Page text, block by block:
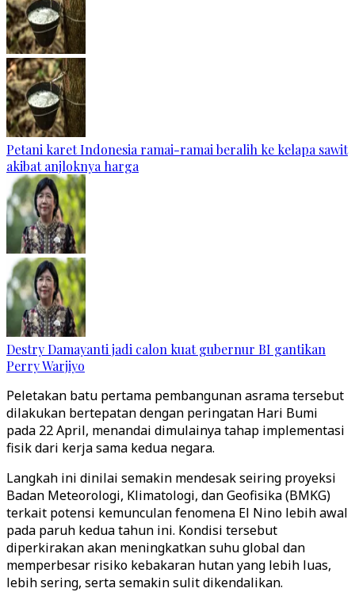
Petani karet Indonesia ramai-ramai beralih ke kelapa sawit
akibat anjloknya harga
Destry Damayanti jadi calon kuat gubernur BI gantikan
Perry Warjiyo
Peletakan batu pertama pembangunan asrama tersebut
dilakukan bertepatan dengan peringatan Hari Bumi
pada 22 April, menandai dimulainya tahap implementasi
fisik dari kerja sama kedua negara.
Langkah ini dinilai semakin mendesak seiring proyeksi
Badan Meteorologi, Klimatologi, dan Geofisika (BMKG)
terkait potensi kemunculan fenomena El Nino lebih awal
pada paruh kedua tahun ini. Kondisi tersebut
diperkirakan akan meningkatkan suhu global dan
memperbesar risiko kebakaran hutan yang lebih luas,
lebih sering, serta semakin sulit dikendalikan.